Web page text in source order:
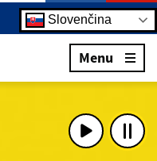
Slovenčina
Menu